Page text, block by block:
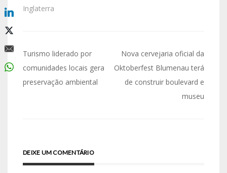
Inglaterra
Turismo liderado por
comunidades locais gera
preservação ambiental
Nova cervejaria oficial da
Oktoberfest Blumenau terá
de construir boulevard e
museu
DEIXE UM COMENTÁRIO